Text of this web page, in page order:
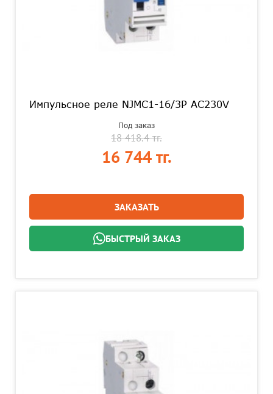
Импульсное реле NJMC1-16/3P AC230V
Под заказ
18 418.4 тг.
16 744 тг.
ЗАКАЗАТЬ
БЫСТРЫЙ ЗАКАЗ